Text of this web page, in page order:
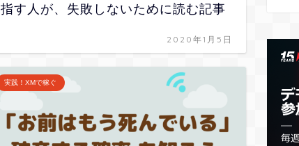
指す人が、失敗しないために読む記事
2020年1月5日
実践！XMで稼ぐ